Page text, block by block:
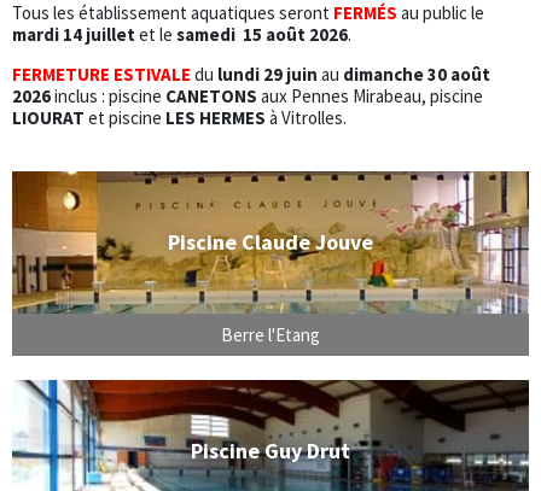
Tous les établissement aquatiques seront FERMÉS au public le
mardi 14 juilletet le samedi 15 août 2026.
FERMETURE ESTIVALE du lundi 29 juin au dimanche 30 août
2026inclus : piscine CANETONS aux Pennes Mirabeau, piscine
LIOURAT et piscine LES HERMES à Vitrolles.
Piscine Claude Jouve
Berre l'Etang
Piscine Guy Drut